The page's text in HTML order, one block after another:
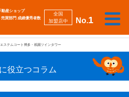
No.1
全国
加盟店中
動産ショップ
売買部門 成績優秀者数
会
社
案
採
用
情
自動
査定
エステムコート博多・祇園ツインタワー
役立つコラム